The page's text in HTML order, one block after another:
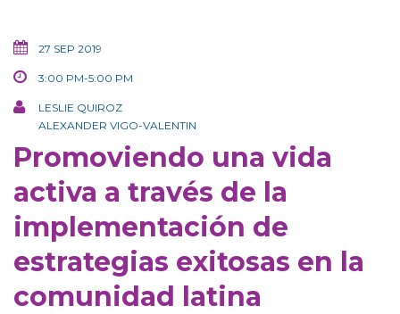
27 SEP 2019
3:00 PM-5:00 PM
LESLIE QUIROZ
ALEXANDER VIGO-VALENTIN
Promoviendo una vida
activa a través de la
implementación de
estrategias exitosas en la
comunidad latina